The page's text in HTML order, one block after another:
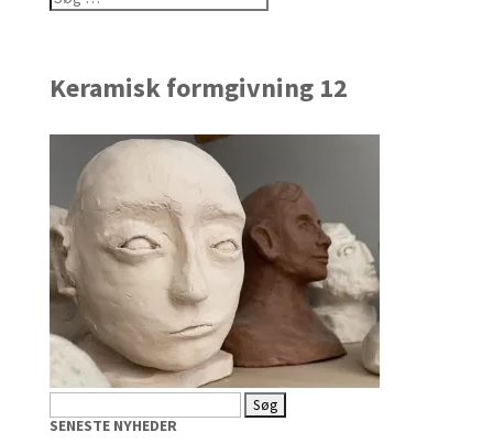
Keramisk formgivning 12
efter:
SENESTE NYHEDER